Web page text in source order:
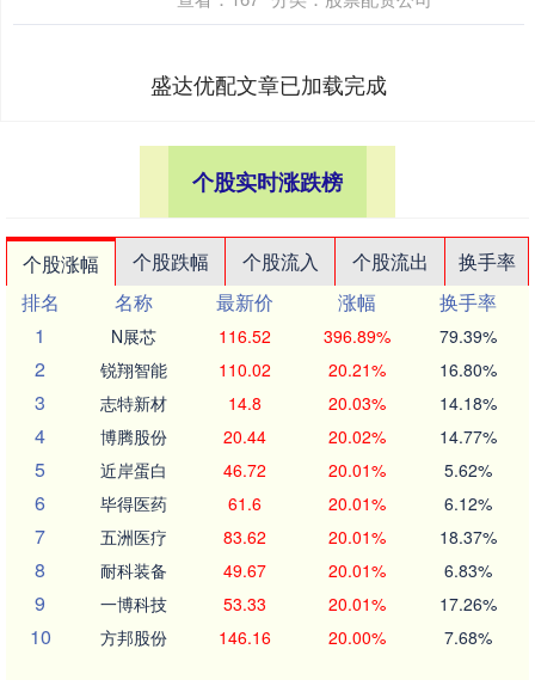
盛达优配文章已加载完成
个股实时涨跌榜
个股涨幅 个股跌幅 个股流入 个股流出
换手率
排名
名称 最新价 涨幅
换手率
1
N展芯 116.52 396.89% 79.39%
2 锐翔智能 110.02 20.21% 16.80%
3 志特新材 14.8 20.03% 14.18%
4 博腾股份 20.44 20.02% 14.77%
5 近岸蛋白 46.72 20.01% 5.62%
6 毕得医药 61.6 20.01% 6.12%
7 五洲医疗 83.62 20.01% 18.37%
8 耐科装备 49.67 20.01% 6.83%
9 一博科技 53.33 20.01% 17.26%
10 方邦股份 146.16 20.00% 7.68%